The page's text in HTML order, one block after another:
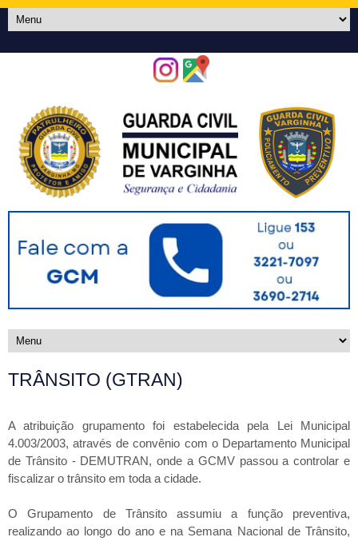
TRÂNSITO (GTRAN)
A atribuição grupamento foi estabelecida pela Lei Municipal
4.003/2003, através de convênio com o Departamento Municipal
de Trânsito - DEMUTRAN, onde a GCMV passou a controlar e
fiscalizar o trânsito em toda a cidade.
O Grupamento de Trânsito assumiu a função preventiva,
realizando ao longo do ano e na Semana Nacional de Trânsito,